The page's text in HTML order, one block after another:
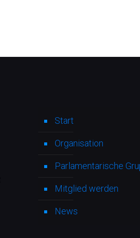
Start
Organisation
Parlamentarische
Mitglied werden
News